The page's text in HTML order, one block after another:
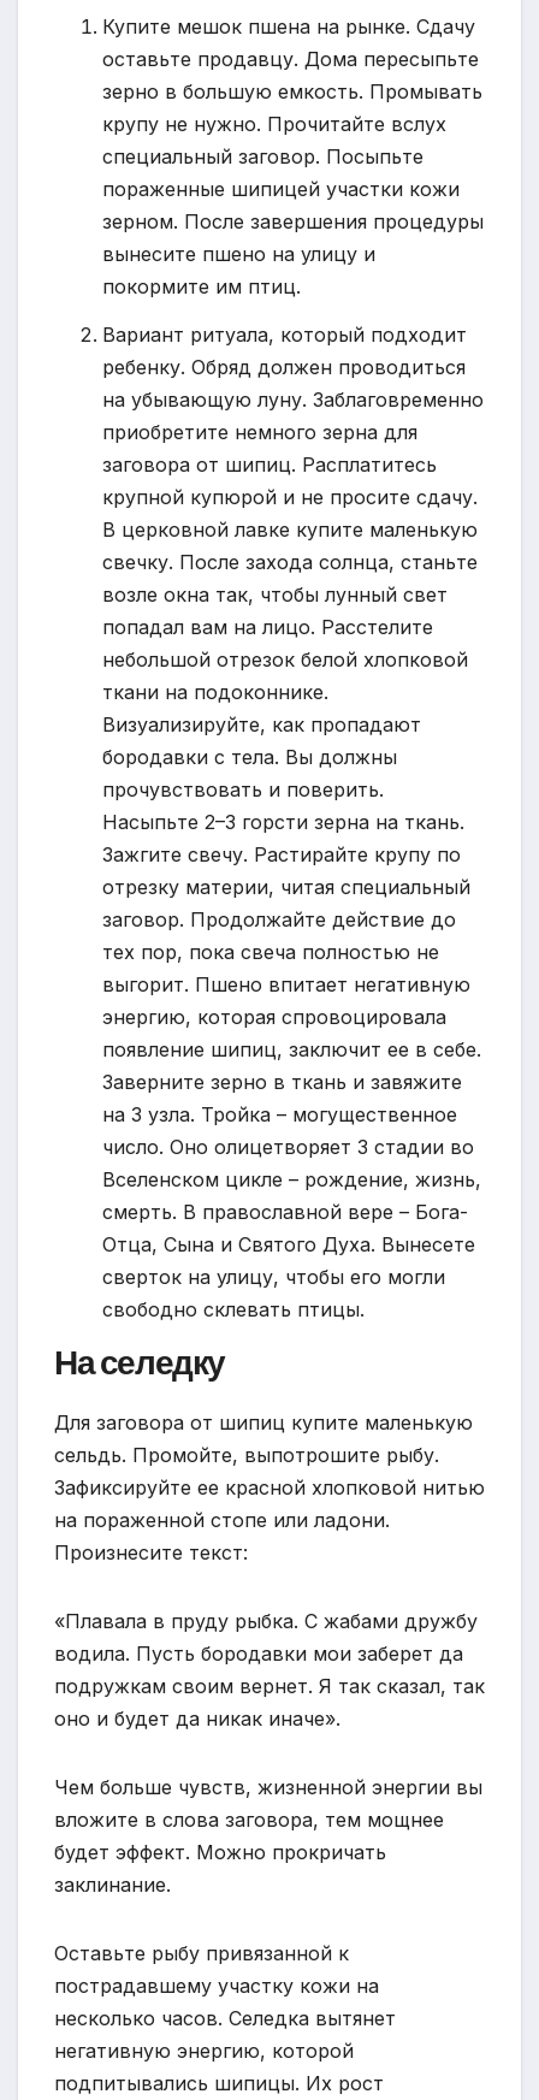
Купите мешок пшена на рынке. Сдачу
оставьте продавцу. Дома пересыпьте
зерно в большую емкость. Промывать
крупу не нужно. Прочитайте вслух
специальный заговор. Посыпьте
пораженные шипицей участки кожи
зерном. После завершения процедуры
вынесите пшено на улицу и
покормите им птиц.
Вариант ритуала, который подходит
ребенку. Обряд должен проводиться
на убывающую луну. Заблаговременно
приобретите немного зерна для
заговора от шипиц. Расплатитесь
крупной купюрой и не просите сдачу.
В церковной лавке купите маленькую
свечку. После захода солнца, станьте
возле окна так, чтобы лунный свет
попадал вам на лицо. Расстелите
небольшой отрезок белой хлопковой
ткани на подоконнике.
Визуализируйте, как пропадают
бородавки с тела. Вы должны
прочувствовать и поверить.
Насыпьте 2–3 горсти зерна на ткань.
Зажгите свечу. Растирайте крупу по
отрезку материи, читая специальный
заговор. Продолжайте действие до
тех пор, пока свеча полностью не
выгорит. Пшено впитает негативную
энергию, которая спровоцировала
появление шипиц, заключит ее в себе.
Заверните зерно в ткань и завяжите
на 3 узла. Тройка – могущественное
число. Оно олицетворяет 3 стадии во
Вселенском цикле – рождение, жизнь,
смерть. В православной вере – Бога-
Отца, Сына и Святого Духа. Вынесете
сверток на улицу, чтобы его могли
свободно склевать птицы.
На селедку
Для заговора от шипиц купите маленькую
сельдь. Промойте, выпотрошите рыбу.
Зафиксируйте ее красной хлопковой нитью
на пораженной стопе или ладони.
Произнесите текст:
«Плавала в пруду рыбка. С жабами дружбу
водила. Пусть бородавки мои заберет да
подружкам своим вернет. Я так сказал, так
оно и будет да никак иначе».
Чем больше чувств, жизненной энергии вы
вложите в слова заговора, тем мощнее
будет эффект. Можно прокричать
заклинание.
Оставьте рыбу привязанной к
пострадавшему участку кожи на
несколько часов. Селедка вытянет
негативную энергию, которой
подпитывались шипицы. Их рост